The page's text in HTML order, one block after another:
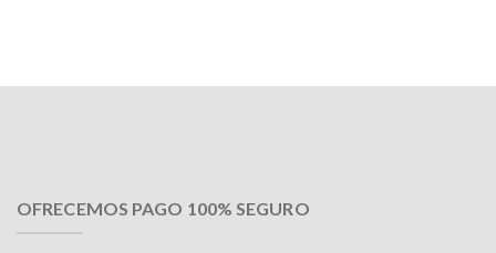
OFRECEMOS PAGO 100% SEGURO